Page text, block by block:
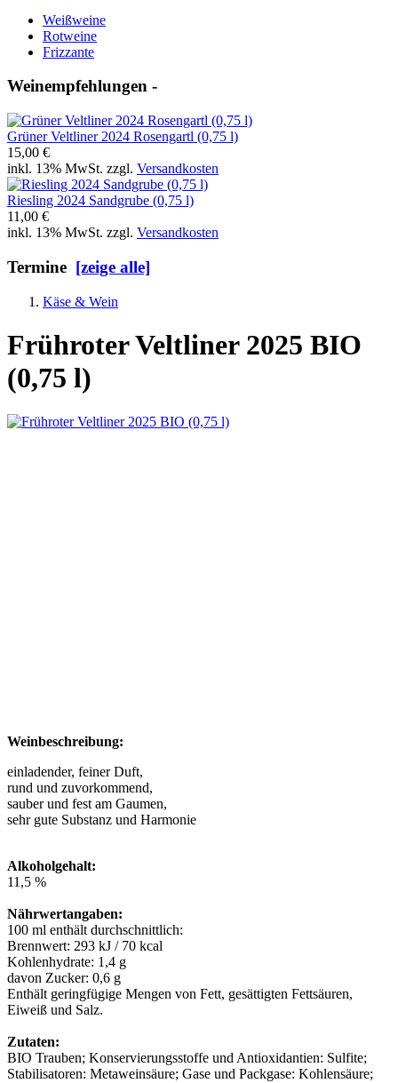
Weißweine
Rotweine
Frizzante
Weinempfehlungen -
Grüner Veltliner 2024 Rosengartl (0,75 l)
15,00 €
inkl. 13% MwSt. zzgl. Versandkosten
Riesling 2024 Sandgrube (0,75 l)
11,00 €
inkl. 13% MwSt. zzgl. Versandkosten
Termine [zeige alle]
Käse & Wein
Frühroter Veltliner 2025 BIO
(0,75 l)
Weinbeschreibung:
einladender, feiner Duft,
rund und zuvorkommend,
sauber und fest am Gaumen,
sehr gute Substanz und Harmonie
Alkoholgehalt:
11,5 %
Nährwertangaben:
100 ml enthält durchschnittlich:
Brennwert: 293 kJ / 70 kcal
Kohlenhydrate: 1,4 g
davon Zucker: 0,6 g
Enthält geringfügige Mengen von Fett, gesättigten Fettsäuren,
Eiweiß und Salz.
Zutaten:
BIO Trauben; Konservierungsstoffe und Antioxidantien: Sulfite;
Stabilisatoren: Metaweinsäure; Gase und Packgase: Kohlensäure;